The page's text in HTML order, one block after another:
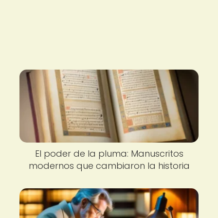
El poder de la pluma: Manuscritos
modernos que cambiaron la historia